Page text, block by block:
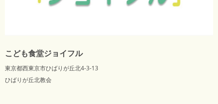
こども食堂ジョイフル
東京都西東京市ひばりが丘北4-3-13
ひばりが丘北教会